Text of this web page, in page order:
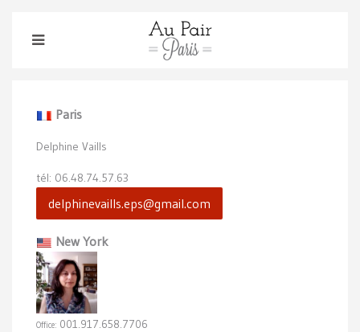
Paris
Delphine Vaills
tél: 06.48.74.57.63
delphinevaills.eps@gmail.com
New York
Office: 001.917.658.7706